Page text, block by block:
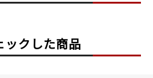
ックした商品